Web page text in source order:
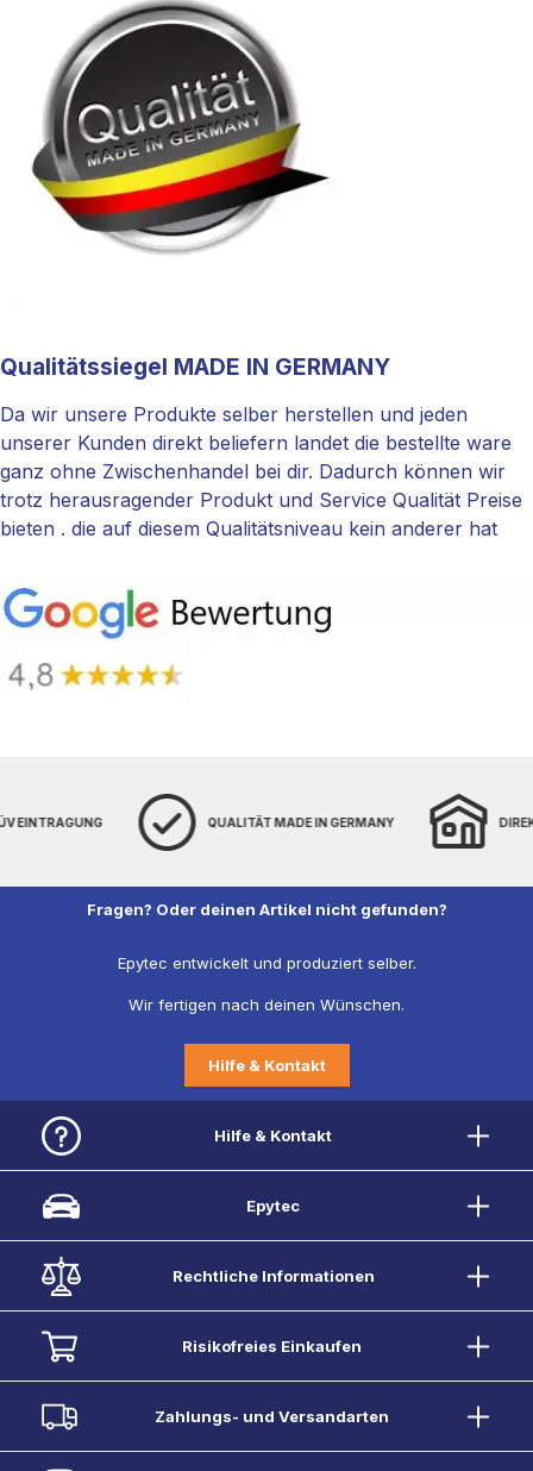
Qualitätssiegel MADE IN GERMANY
Da wir unsere Produkte selber herstellen und jeden
unserer Kunden direkt beliefern landet die bestellte ware
ganz ohne Zwischenhandel bei dir. Dadurch können wir
trotz herausragender Produkt und Service Qualität Preise
bieten . die auf diesem Qualitätsniveau kein anderer hat
EINTRAGUNG QUALITÄT MADE IN GERMANY
Fragen? Oder deinen Artikel nicht gefunden?
Epytec entwickelt und produziert selber.
Wir fertigen nach deinen Wünschen.
Hilfe & Kontakt
Hilfe & Kontakt
Epytec
Rechtliche Informationen
Risikofreies Einkaufen
Zahlungs- und Versandarten